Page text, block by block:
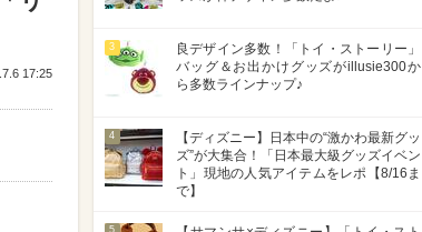
17:25
3
良デザイン多数！「トイ・ストーリー」
バッグ＆お出かけグッズがillusie300か
ら多数ラインナップ♪
4
【ディズニー】日本中の“激かわ最新グッ
ズ”が大集合！「日本最大級グッズイベン
ト」現地の人気アイテムをレポ【8/16ま
で】
5